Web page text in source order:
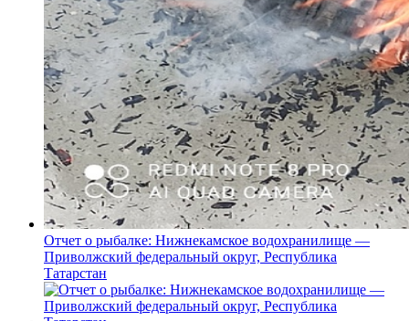
Отчет о рыбалке: Нижнекамское водохранилище —
Приволжский федеральный округ, Республика
Татарстан